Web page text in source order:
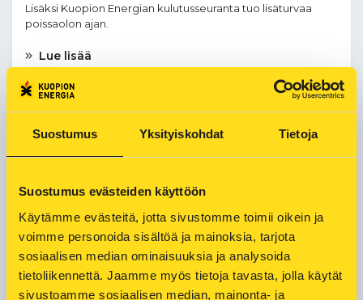
Suostumus Yksityiskohdat Tietoja
Suostumus evästeiden käyttöön
Käytämme evästeitä, jotta sivustomme toimii oikein ja
voimme personoida sisältöä ja mainoksia, tarjota
sosiaalisen median ominaisuuksia ja analysoida
tietoliikennettä. Jaamme myös tietoja tavasta, jolla käytät
sivustoamme sosiaalisen median, mainonta- ja
Lisäksi Kuopion Energian kulutusseuranta tuo lisäturvaa
poissaolon ajan.
Lue lisää